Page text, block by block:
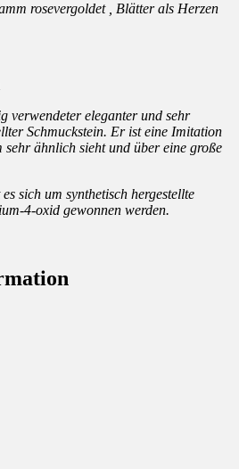
rosevergoldet , Blätter als Herzen
eleganter und sehr
Schmuckstein. Er ist eine Imitation
ähnlich sieht und über eine große
sich um synthetisch hergestellte
4-oxid gewonnen werden.